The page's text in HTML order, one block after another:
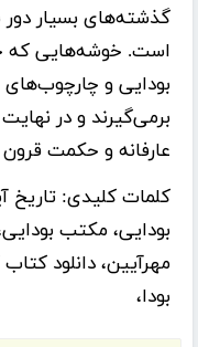
گذشته‌های بسیار دور
است. خوشه‌هایی که
بودایی و چارچوب‌های
برمی‌گیرند و در
عارفانه و حکمت
کلمات کلیدی: تاریخ
بودایی، مکتب
بودا،